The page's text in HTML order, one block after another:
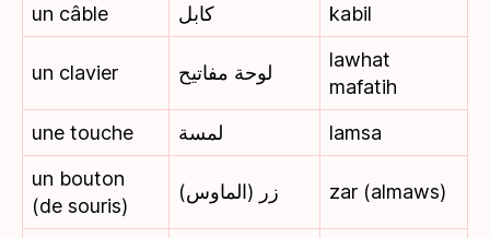
un câble
كابل kabil
un clavier لوحة مفاتيح
lawhat
mafatih
une touche
لمسة
lamsa
un bouton
(de souris)
زر (الماوس) zar (almaws)